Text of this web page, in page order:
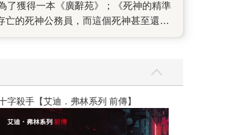
了獲得一本《廣辭苑》；《死神的精準
的死神公務員，而這個死神甚至還是
故事題材、角色設定都太有趣了，使
（皆為獨步）等作品接連被改拍電
化作品，於今年8月開拍，也是伊?幸
東北地區的災民帶來新生的勇氣，該片
的作品，描寫一個名叫山田王求的棒球